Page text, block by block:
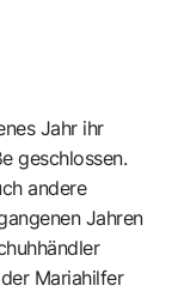
Jahr ihr
geschlossen.
andere
Jahren
Mariahilfer